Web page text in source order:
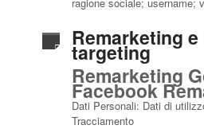
Remarketing
targeting
Remarketing
Facebook
Dati Personali: Dati di
Tracciamento